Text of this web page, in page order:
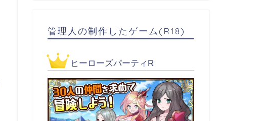
管理人の制作したゲーム(R18)
ヒーローズパーティR